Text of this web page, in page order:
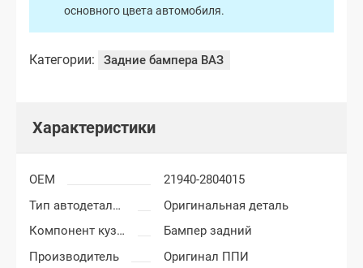
основного цвета автомобиля.
Категории: Задние бампера ВАЗ
Характеристики
OEM
21940-2804015
Тип автодеталей
Оригинальная деталь
Компонент кузова
Бампер задний
Производитель
Оригинал ППИ